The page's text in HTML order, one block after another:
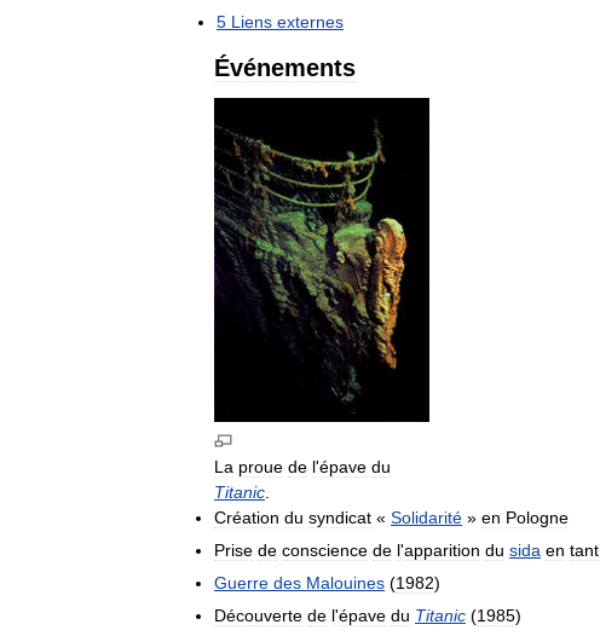
5 Liens externes
Événements
La proue de l'épave du
Titanic
Création du syndicat « Solidarité » en Pologne
Prise de conscience de l'apparition du sida en tant
Guerre des Malouines (1982)
Découverte de l'épave du Titanic (1985)